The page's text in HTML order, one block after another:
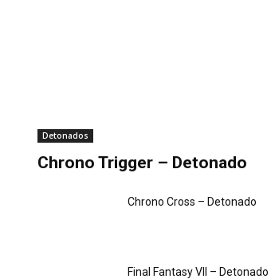
Detonados
Chrono Trigger – Detonado
Chrono Cross – Detonado
Final Fantasy VII – Detonado